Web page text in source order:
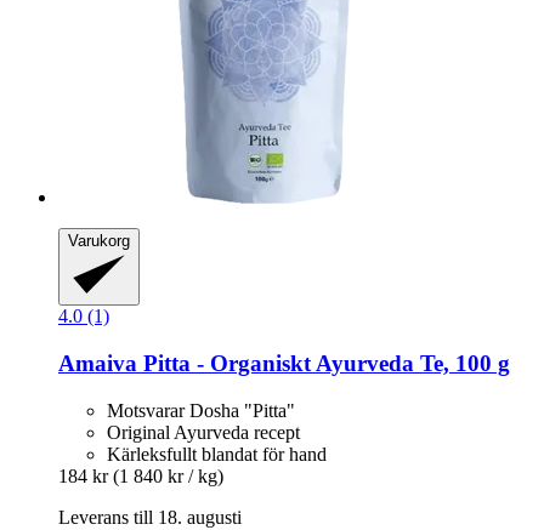
Varukorg
4.0 (1)
Amaiva Pitta -​ Organiskt Ayurveda Te, 100 g
Motsvarar Dosha "Pitta"
Original Ayurveda recept
Kärleksfullt blandat för hand
184 kr (1 840 kr / kg)
Leverans till 18. augusti